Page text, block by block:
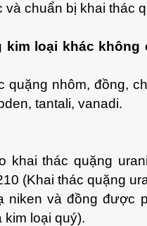
và chuẩn bị khai thác
kim loại khác
quặng nhôm, đồng,
tantali, vanadi.
khai thác quặng
(Khai thác quặng
niken và đồng được
kim loại quý).